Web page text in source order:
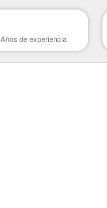
Años de experiencia